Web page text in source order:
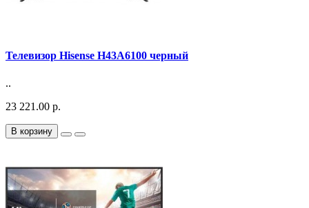
Телевизор Hisense H43A6100 черный
..
23 221.00 р.
В корзину